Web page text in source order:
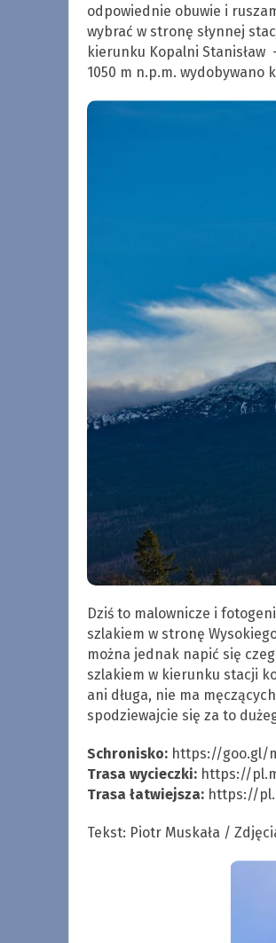
odpowiednie obuwie i
wybrać w stronę słynnej
kierunku Kopalni Stanisław
1050 m n.p.m. wydobywano
Dziś to malownicze i
szlakiem w stronę
można jednak napić się
szlakiem w kierunku stacji
ani długa, nie ma
spodziewajcie się za to
Schronisko:https://goo.gl/
Trasa wycieczki:https://
Trasa łatwiejsza:https://
Tekst: Piotr Muskała /